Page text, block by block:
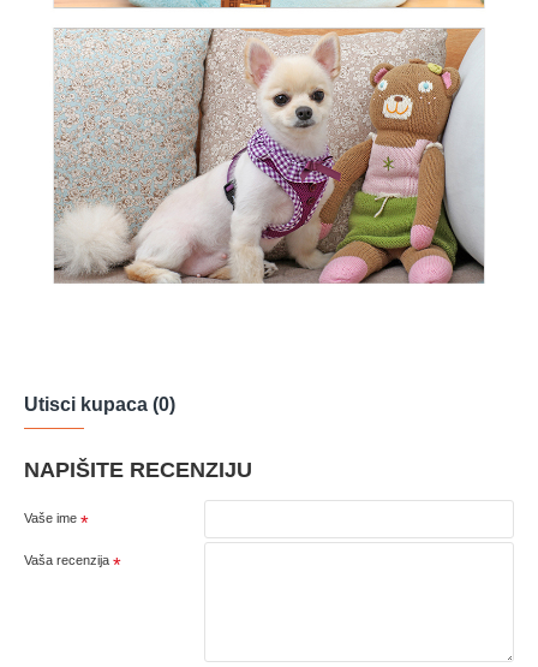
Utisci kupaca (0)
NAPIŠITE RECENZIJU
Vaše ime
Vaša recenzija